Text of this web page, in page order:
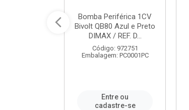
Bomba Periférica 1CV
Bivolt QB80 Azul e Preto
DIMAX / REF. D...
Código: 972751
Embalagem: PC0001PC
Entre ou
cadastre-se